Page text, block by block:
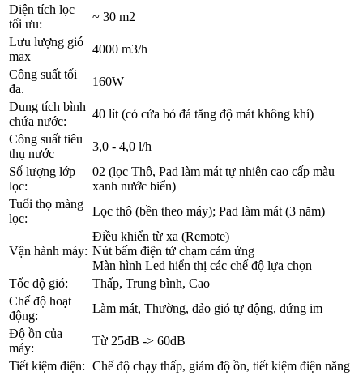
Diện tích lọc
tối ưu:
~ 30 m2
Lưu lượng gió
max
4000 m3/h
Công suất tối
đa.
160W
Dung tích bình
chứa nước:
40 lít (có cửa bỏ đá tăng độ mát không khí)
Công suất tiêu
thụ nước
3,0 - 4,0 l/h
Số lượng lớp
lọc:
02 (lọc Thô, Pad làm mát tự nhiên cao cấp màu
xanh nước biển)
Tuổi thọ màng
lọc:
Lọc thô (bền theo máy); Pad làm mát (3 năm)
Vận hành máy:
Điều khiển từ xa (Remote)
Nút bấm điện tử chạm cảm ứng
Màn hình Led hiển thị các chế độ lựa chọn
Tốc độ gió:
Thấp, Trung bình, Cao
Chế độ hoạt
động:
Làm mát, Thường, đảo gió tự động, đứng im
Độ ồn của
máy:
Từ 25dB -> 60dB
Tiết kiệm điện: Chế độ chạy thấp, giảm độ ồn, tiết kiệm điện năng